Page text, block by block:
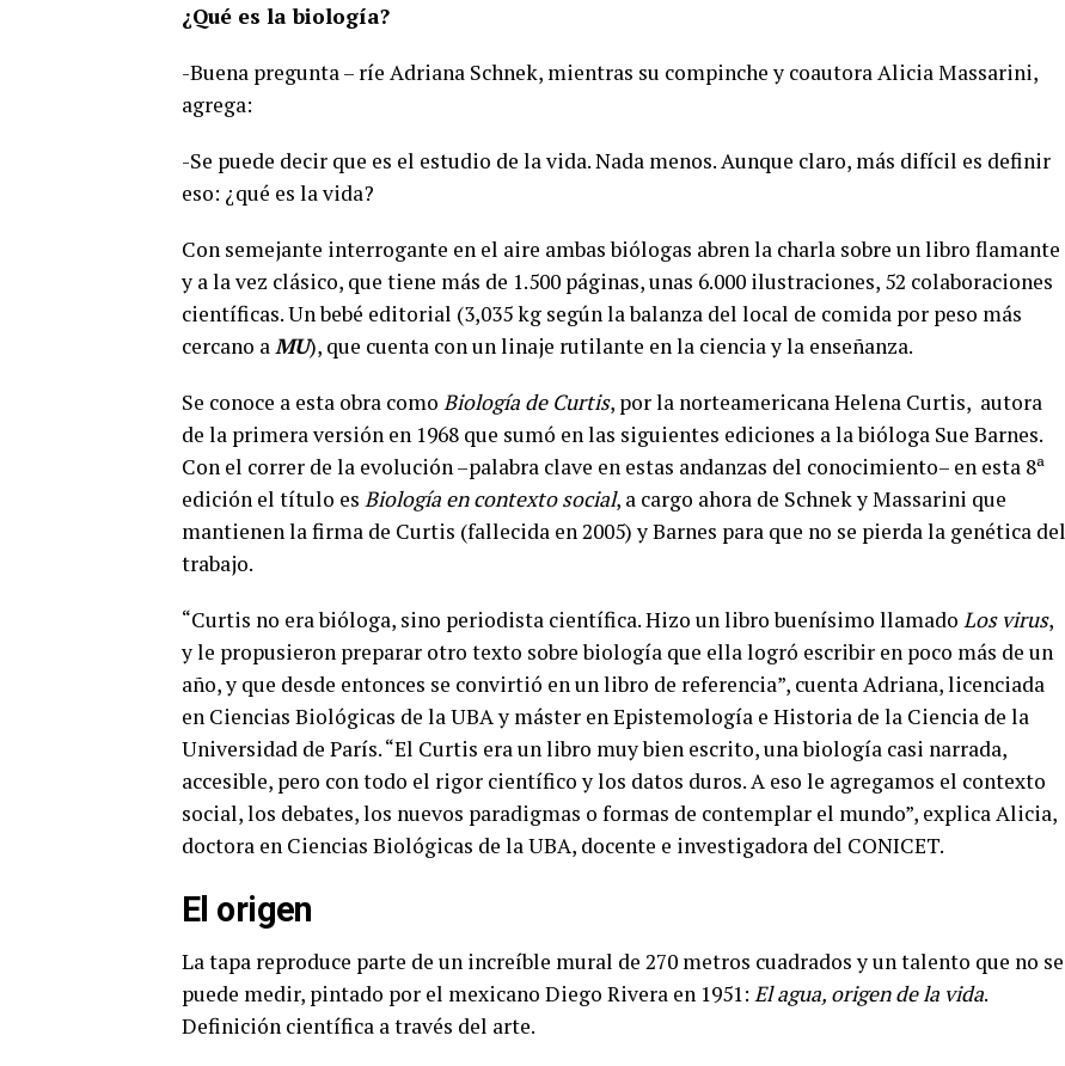
¿Qué es la biología?
-Buena pregunta – ríe Adriana Schnek, mientras su compinche y coautora Alicia Massarini,
agrega:
-Se puede decir que es el estudio de la vida. Nada menos. Aunque claro, más difícil es definir
eso: ¿qué es la vida?
Con semejante interrogante en el aire ambas biólogas abren la charla sobre un libro flamante
y a la vez clásico, que tiene más de 1.500 páginas, unas 6.000 ilustraciones, 52 colaboraciones
científicas. Un bebé editorial (3,035 kg según la balanza del local de comida por peso más
cercano a MU), que cuenta con un linaje rutilante en la ciencia y la enseñanza.
Se conoce a esta obra como Biología de Curtis, por la norteamericana Helena Curtis, autora
de la primera versión en 1968 que sumó en las siguientes ediciones a la bióloga Sue Barnes.
Con el correr de la evolución –palabra clave en estas andanzas del conocimiento– en esta 8ª
edición el título es Biología en contexto social, a cargo ahora de Schnek y Massarini que
mantienen la firma de Curtis (fallecida en 2005) y Barnes para que no se pierda la genética del
trabajo.
“Curtis no era bióloga, sino periodista científica. Hizo un libro buenísimo llamado Los virus,
y le propusieron preparar otro texto sobre biología que ella logró escribir en poco más de un
año, y que desde entonces se convirtió en un libro de referencia”, cuenta Adriana, licenciada
en Ciencias Biológicas de la UBA y máster en Epistemología e Historia de la Ciencia de la
Universidad de París. “El Curtis era un libro muy bien escrito, una biología casi narrada,
accesible, pero con todo el rigor científico y los datos duros. A eso le agregamos el contexto
social, los debates, los nuevos paradigmas o formas de contemplar el mundo”, explica Alicia,
doctora en Ciencias Biológicas de la UBA, docente e investigadora del CONICET.
El origen
La tapa reproduce parte de un increíble mural de 270 metros cuadrados y un talento que no se
puede medir, pintado por el mexicano Diego Rivera en 1951: El agua, origen de la vida.
Definición científica a través del arte.